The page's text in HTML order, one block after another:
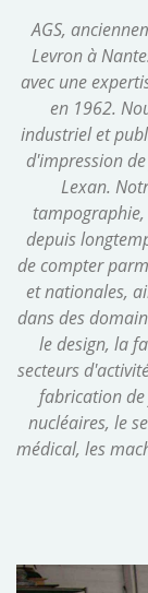
AGS,
Levron à
avec une
en 1962.
industriel et
d'impression
Lexan.
depuis
de compter
et nationales,
dans des
le design, la
secteurs
fabrication de
nucléaires, le
médical, les